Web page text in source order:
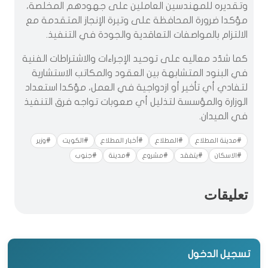
وتقديره للمهندسين العاملين على جهودهم المخلصة،
مؤكدا ضرورة المحافظة على وتيرة الإنجاز المتقدمة مع
الالتزام بالمواصفات التعاقدية والجودة في التنفيذ.
‏كما شدّد معاليه على توحيد الإجراءات والاشتراطات الفنية
في البنود المتشابهة بين العقود والمكاتب الاستشارية
لتفادي أي تأخير أو ازدواجية في العمل، مؤكدا استعداد
الوزارة والمؤسسة لتذليل أي صعوبات تواجه فرق التنفيذ
في الميدان.
#مدينة المطلاع #المطلاع #أخبار المطلاع #الكويت #وزير
#الاسكان #يتفقد #مشروع #مدينة #جنوب
تعليقات
تسجيل الدخول